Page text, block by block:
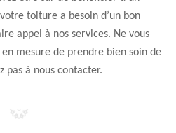
toiture a besoin d’un bon
appel à nos services. Ne vous
mesure de prendre bien soin de
pas à nous contacter.